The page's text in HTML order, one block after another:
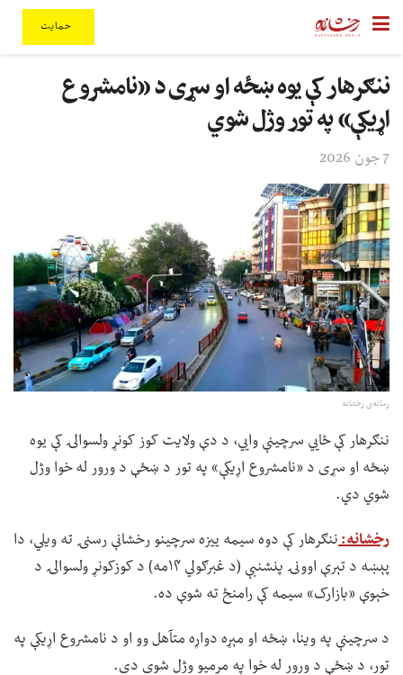
حمایت
ننګرهار کې یوه ښځه او سړی د «نامشروع
اړیکې» په تور وژل شوي
7 جون 2026
رسانه‌ی رخشانه
ننګرهار کې ځايي سرچینې وايي، د دې ولایت کوز کونړ ولسوالۍ کې یوه
ښځه او سړی د «نامشروع اړیکې» په تور د ښځې د ورور له خوا وژل
شوي دي.
رخشانه:ننګرهار کې دوه سیمه ییزه سرچینو رخشانې رسنۍ ته ویلي، دا
پېښه د تېرې اوونۍ پنشنبې (د غبرګولي ۱۴مه) د کوزکونړ ولسوالۍ د
خېوې «بازارک» سیمه کې رامنځ ته شوې ده.
د سرچینې په وینا، ښځه او مېړه دواړه متآهل وو او د نامشروع اړیکې په
تور، د ښځې د ورور له خوا په مرمیو وژل شوی دی.